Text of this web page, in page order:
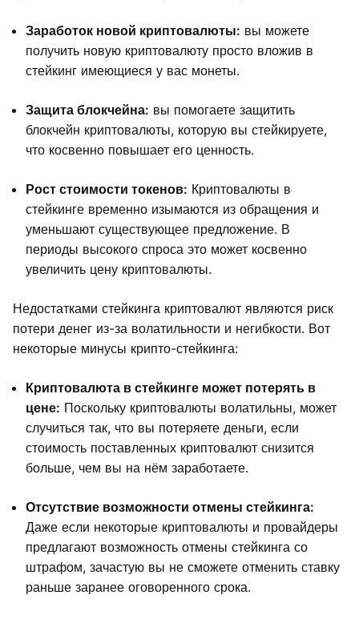
Заработок новой криптовалюты: вы можете
получить новую криптовалюту просто вложив в
стейкинг имеющиеся у вас монеты.
Защита блокчейна: вы помогаете защитить
блокчейн криптовалюты, которую вы стейкируете,
что косвенно повышает его ценность.
Рост стоимости токенов: Криптовалюты в
стейкинге временно изымаются из обращения и
уменьшают существующее предложение. В
периоды высокого спроса это может косвенно
увеличить цену криптовалюты.
Недостатками стейкинга криптовалют являются риск
потери денег из-за волатильности и негибкости. Вот
некоторые минусы крипто-стейкинга:
Криптовалюта в стейкинге может потерять в
цене: Поскольку криптовалюты волатильны, может
случиться так, что вы потеряете деньги, если
стоимость поставленных криптовалют снизится
больше, чем вы на нём заработаете.
Отсутствие возможности отмены стейкинга:
Даже если некоторые криптовалюты и провайдеры
предлагают возможность отмены стейкинга со
штрафом, зачастую вы не сможете отменить ставку
раньше заранее оговоренного срока.